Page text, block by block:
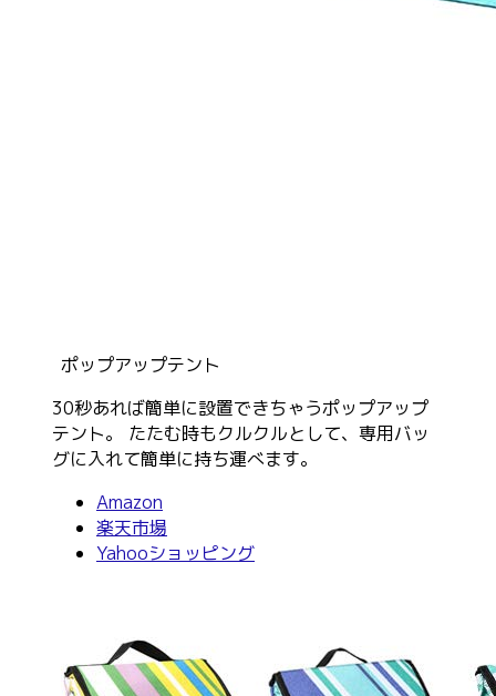
ポップアップテント
30秒あれば簡単に設置できちゃうポップアップ
テント。 たたむ時もクルクルとして、専用バッ
グに入れて簡単に持ち運べます。
Amazon
楽天市場
Yahooショッピング